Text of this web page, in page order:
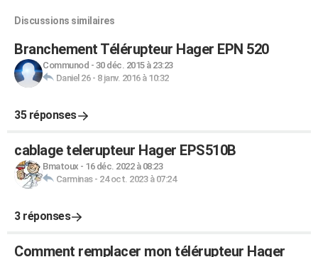
Discussions similaires
Branchement Télérupteur Hager EPN 520
Communod - 30 déc. 2015 à 23:23
Daniel 26- 8 janv. 2016 à 10:32
35 réponses
cablage telerupteur Hager EPS510B
Bmatoux - 16 déc. 2022 à 08:23
Carminas- 24 oct. 2023 à 07:24
3 réponses
Comment remplacer mon télérupteur Hager